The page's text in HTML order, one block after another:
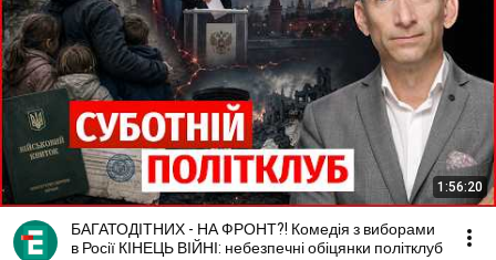
1:56:20
БАГАТОДІТНИХ - НА ФРОНТ?! Комедія з виборами
в Росії КІНЕЦЬ ВІЙНІ: небезпечні обіцянки політклуб